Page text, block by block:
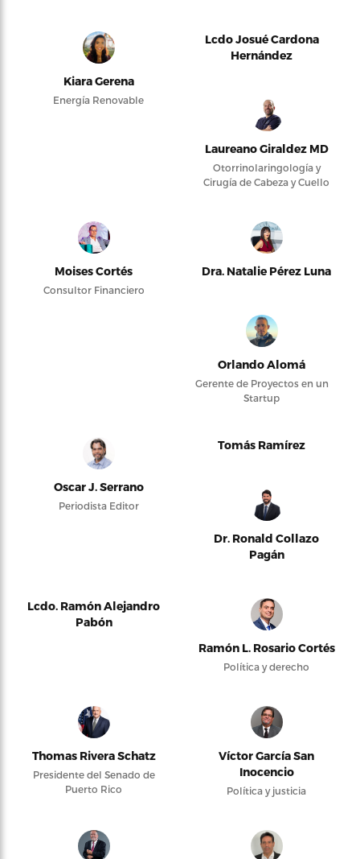
Kiara Gerena
Energía Renovable
Lcdo Josué Cardona
Hernández
Laureano Giraldez MD
Otorrinolaringología y
Cirugía de Cabeza y Cuello
Moises Cortés
Consultor Financiero
Dra. Natalie Pérez Luna
Orlando Alomá
Gerente de Proyectos en un
Startup
Oscar J. Serrano
Periodista Editor
Tomás Ramírez
Dr. Ronald Collazo
Pagán
Lcdo. Ramón Alejandro
Pabón
Ramón L. Rosario Cortés
Política y derecho
Thomas Rivera Schatz
Presidente del Senado de
Puerto Rico
Víctor García San
Inocencio
Política y justicia